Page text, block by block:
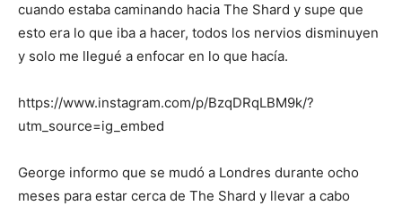
cuando estaba caminando hacia The Shard y supe que
esto era lo que iba a hacer, todos los nervios disminuyen
y solo me llegué a enfocar en lo que hacía.
https://www.instagram.com/p/BzqDRqLBM9k/?
utm_source=ig_embed
George informo que se mudó a Londres durante ocho
meses para estar cerca de The Shard y llevar a cabo